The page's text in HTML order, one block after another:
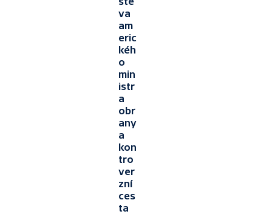
va
am
eric
kéh
o
min
istr
a
obr
any
a
kon
tro
ver
zní
ces
ta